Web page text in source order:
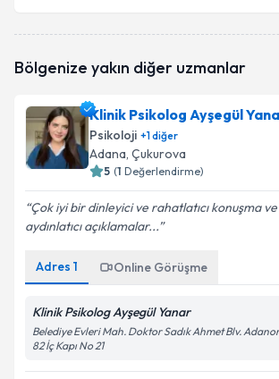
Bölgenize yakın diğer uzmanlar
Klinik Psikolog Ayşegül
Psikoloji +1diğer
Adana, Çukurova
5 (1 Değerlendirme)
Çok iyi bir dinleyici ve rahatlatıcı konuşma ve
aydınlatıcı açıklamalar...
Adres 1 Online Görüşme
Klinik Psikolog Ayşegül Yanar
Belediye Evleri Mah. Doktor Sadık Ahmet Blv.
82 İç Kapı No 21